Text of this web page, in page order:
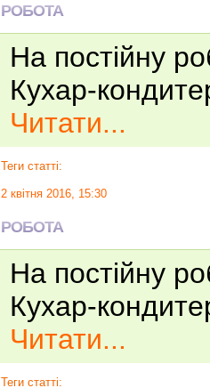
РОБОТА
На постійну
Кухар-
Читати...
Теги статті:
2 квітня 2016, 15:30
РОБОТА
На постійну
Кухар-
Читати...
Теги статті: